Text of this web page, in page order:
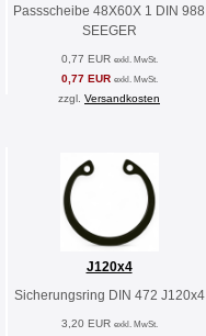
Passscheibe 48X60X 1 DIN 988
SEEGER
0,77 EUR exkl. MwSt.
0,77 EUR exkl. MwSt.
zzgl. Versandkosten
J120x4
Sicherungsring DIN 472 J120x4
3,20 EUR exkl. MwSt.